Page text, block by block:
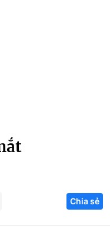
Công nghệ
Chia sẻ